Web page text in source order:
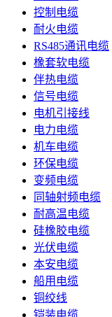
控制电缆
耐火电缆
RS485通讯电缆
橡套软电缆
伴热电缆
信号电缆
电机引接线
电力电缆
机车电缆
环保电缆
变频电缆
同轴射频电缆
耐高温电缆
硅橡胶电缆
光伏电缆
本安电缆
船用电缆
铜绞线
铠装电缆